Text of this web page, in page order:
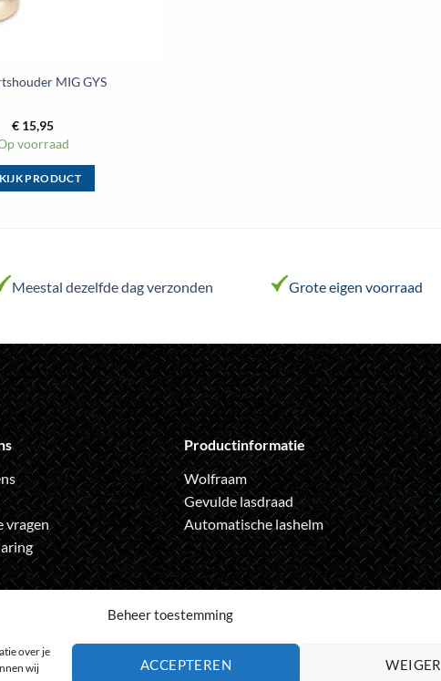
Beheer toestemming
over je
wij
ACCEPTEREN WEIGER
MIG GYS
€ 15,95
voorraad
PRODUCT
variaties.
kan
gekozen
worden
op
de
productpagina
Meestal dezelfde dag verzonden Grote eigen voorraad
vragen
Productinformatie
Wolfraam
Gevulde lasdraad
Automatische lashelm